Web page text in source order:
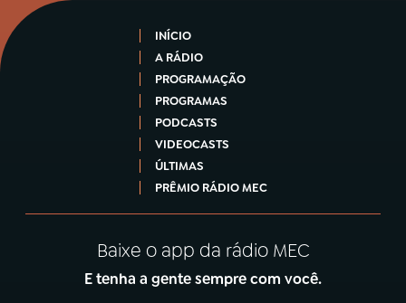
INÍCIO
A RÁDIO
PROGRAMAÇÃO
PROGRAMAS
PODCASTS
VIDEOCASTS
ÚLTIMAS
PRÊMIO RÁDIO MEC
Baixe o app da rádio MEC
E tenha a gente sempre com você.